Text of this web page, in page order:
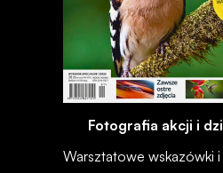
Fotografia akcji i
Warsztatowe wskazówki